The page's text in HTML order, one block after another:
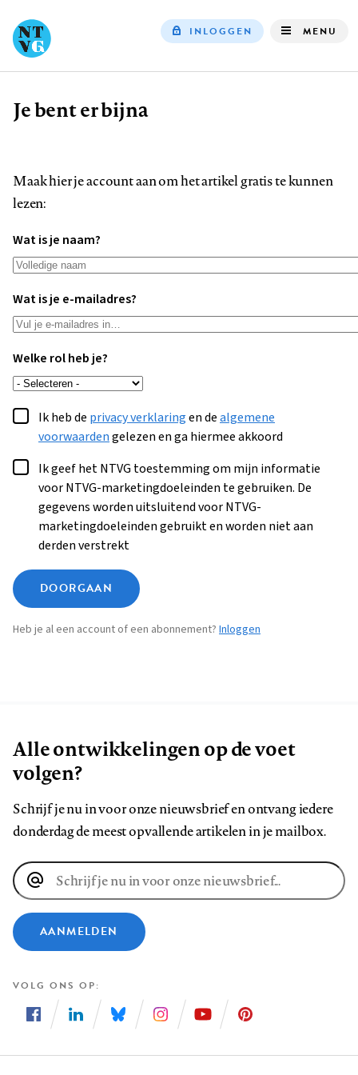
INLOGGEN MENU
Kruimelpad
Je bent er bijna
Maak hier je account aan om het artikel gratis te kunnen
lezen:
Wat is je naam?
Wat is je e-mailadres?
Welke rol heb je?
Ik heb de privacy verklaringen dealgemene
voorwaardengelezen en ga hiermee akkoord
Ik geef het NTVG toestemming om mijn informatie
voor NTVG-marketingdoeleinden te gebruiken. De
gegevens worden uitsluitend voor NTVG-
marketingdoeleinden gebruikt en worden niet aan
derden verstrekt
DOORGAAN
Heb je al een account of een abonnement? Inloggen
Alle ontwikkelingen op de voet
volgen?
Schrijf je nu in voor onze nieuwsbrief en ontvang iedere
donderdag de meest opvallende artikelen in je mailbox.
E-
mailadres
AANMELDEN
VOLG ONS OP
ons
ons
ons
ons
ons
ons